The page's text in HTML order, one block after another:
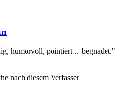
humorvoll, pointiert ... begnadet."
nach diesem Verfasser